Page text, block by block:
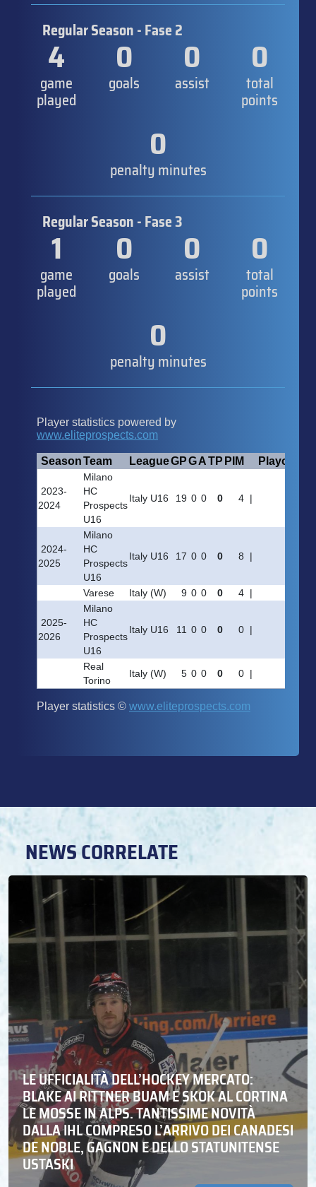
Regular Season - Fase 2
4
game
played
0
goals
0
assist
0
total
points
0
penalty minutes
Regular Season - Fase 3
1
game
played
0
goals
0
assist
0
total
points
0
penalty minutes
NEWS CORRELATE
LE UFFICIALITÀ DELL’HOCKEY MERCATO:
BLAKE AI RITTNER BUAM E SKOK AL CORTINA
LE MOSSE IN ALPS. TANTISSIME NOVITÀ
DALLA IHL COMPRESO L’ARRIVO DEI CANADESI
DE NOBLE, GAGNON E DELLO STATUNITENSE
USTASKI